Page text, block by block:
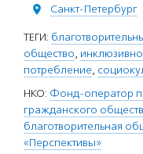
Санкт-Петербург
ТЕГИ:
общество,
потребление,
НКО: Фонд-оператор
гражданского
благотворительная
«Перспективы»